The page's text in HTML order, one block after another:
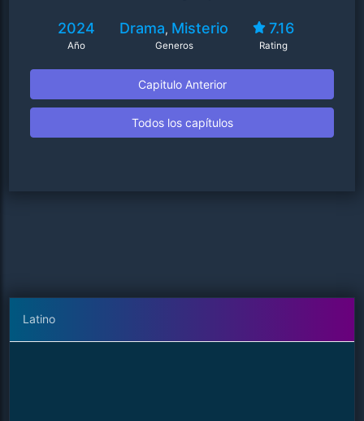
2024
Año
Drama, Misterio
Generos
7.16
Rating
Capitulo Anterior
Todos los capítulos
Latino